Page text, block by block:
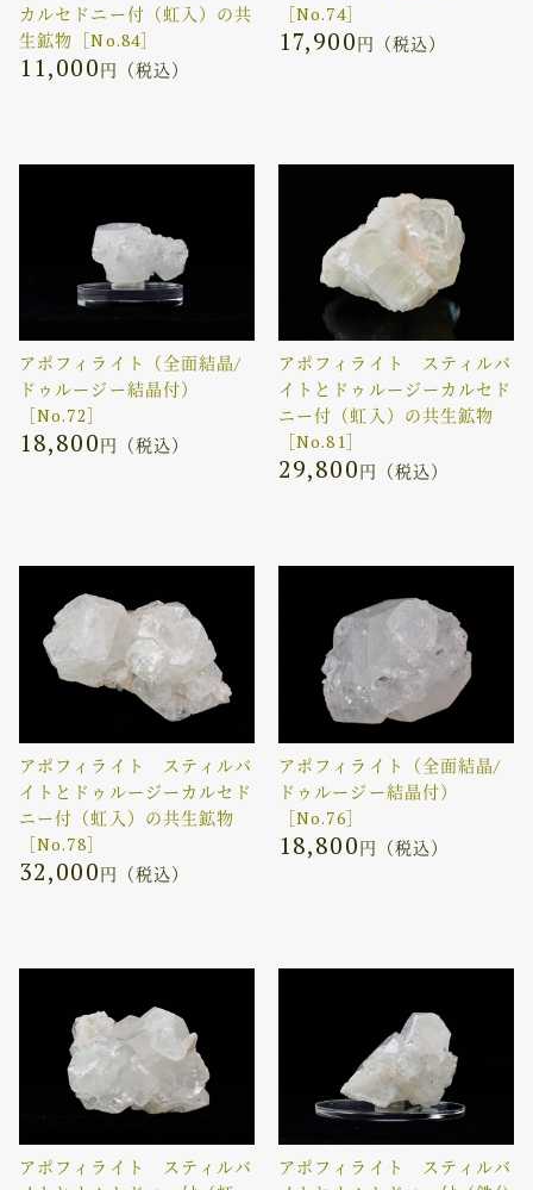
カルセドニー付（虹入）の共
生鉱物［No.84］
11,000円（税込）
［No.74］
17,900円（税込）
アポフィライト（全面結晶/
ドゥルージー結晶付）
［No.72］
18,800円（税込）
アポフィライト スティルバ
イトとドゥルージーカルセド
ニー付（虹入）の共生鉱物
［No.81］
29,800円（税込）
アポフィライト スティルバ
イトとドゥルージーカルセド
ニー付（虹入）の共生鉱物
［No.78］
32,000円（税込）
アポフィライト（全面結晶/
ドゥルージー結晶付）
［No.76］
18,800円（税込）
アポフィライト スティルバ
アポフィライト スティルバ